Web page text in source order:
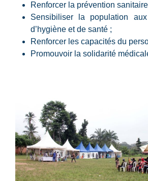
Renforcer la prévention
Sensibiliser la population
d’hygiène et de santé ;
Renforcer les capacités du
Promouvoir la solidarité